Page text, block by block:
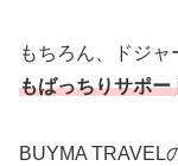
もちろん、ドジャ
もばっちりサポー
BUYMA TRAVEL